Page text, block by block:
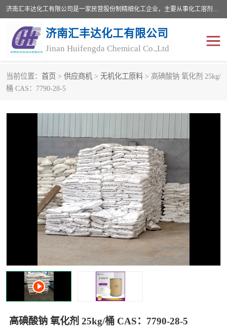
济南汇丰达化工有限公司是一家民营股份制精细化工企业，主要从事化工溶剂、药用辅料、合成中间体等深加工产品的研制开发、生产、销售和进出口贸易。主营产品：环氧丙烷，十二烷基苯，甲基磺酸，磺酸，DMF，DMAC，甘油，苯甲醇，乙酰氯，甲基丙烯酸，甲基丙烯酸甲酯，叔丁醇，异辛酸，二乙烯三胺，一乙，二乙‎，三乙醇胺，原乙酸三甲酯等化工产品及中间体。欢迎各界朋友洽谈咨询业务。
济南汇丰达化工有限公司
Jinan Huifengda Chemical Co.,Ltd
当前位置： 首页 > 供应商机 > 无机化工原料 > 高碘酸钠 氧化剂 25kg/
桶 CAS：7790-28-5
高碘酸钠 氧化剂 25kg/桶 CAS：7790-28-5
胺类
醇类 醚类
酚类
羧酸衍生物 无机化工原料
无机盐 有机溶剂
添加剂助剂 十二烷基苯
十二烷基苯磺酸 甲醇钠
乙醇钠 三乙胺
丙二醇甲醚醋酸酯